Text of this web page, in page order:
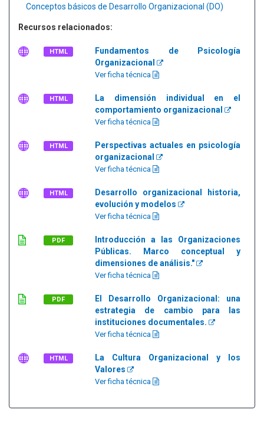
Conceptos básicos de Desarrollo Organizacional (DO)
Recursos relacionados:
HTML
Fundamentos de Psicología
Organizacional
Ver ficha técnica
HTML
La dimensión individual en el
comportamiento organizacional
Ver ficha técnica
HTML
Perspectivas actuales en psicología
organizacional
Ver ficha técnica
HTML
Desarrollo organizacional historia,
evolución y modelos
Ver ficha técnica
PDF
Introducción a las Organizaciones
Públicas. Marco conceptual y
dimensiones de análisis."
Ver ficha técnica
PDF
El Desarrollo Organizacional: una
estrategia de cambio para las
instituciones documentales.
Ver ficha técnica
HTML
La Cultura Organizacional y los
Valores
Ver ficha técnica